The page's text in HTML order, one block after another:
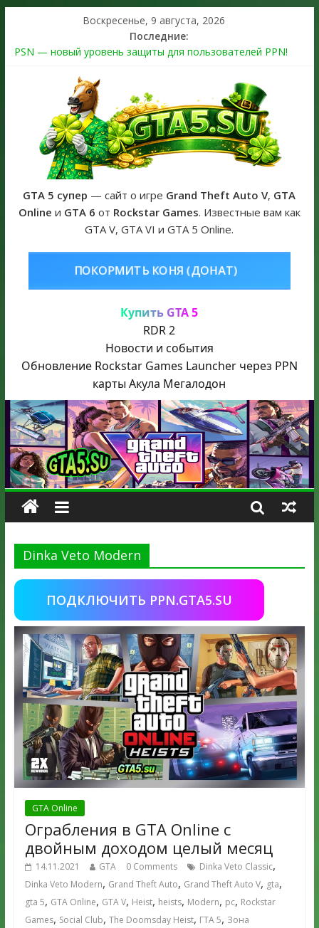
Воскресенье, 9 августа, 2026
Последние:
PSN — новый уровень защиты для пользователей PPN!
The Kortz Center Heist выйдет в GTA Online уже 14 июля
Регистрация в Rockstar Games Social Club ошибка #1.500.7:
как зарегистрировать аккаунт и войти без проблем в 2026
Получайте особые награды в GTA Online по программе
Fine Art Collector
GTA 6 официальная обложка игры и Предзаказ Grand Theft
Auto VI
GTA 5 супер — сайт о игре Grand Theft Auto V, GTA
Online и GTA 6 от Rockstar Games. Известные вам как
GTA V, GTA VI и GTA 5 Online.
КУПИТЬ GTA 5
Купить GTA 5
RDR 2
Новости и события
Обновление Rockstar Games Launcher через PPN
карты Акула Мегалодон
Dinka Veto Modern
ПОДКЛЮЧИТЬ PPN.GTA5.SU
GTA Online
Ограбления в GTA Online с
двойным доходом целый месяц
14.11.2021 GTA 0 Comments Dinka Veto Classic,
Dinka Veto Modern, Grand Theft Auto, Grand Theft Auto V, gta,
gta 5, GTA Online, GTA V, Heist, heists, Modern, pc, Rockstar
Games, Social Club, The Doomsday Heist, ГТА 5, Зона